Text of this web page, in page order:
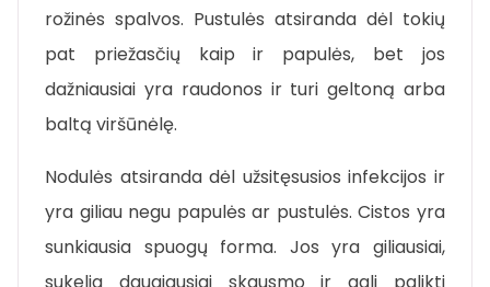
rožinės spalvos. Pustulės atsiranda dėl tokių
pat priežasčių kaip ir papulės, bet jos
dažniausiai yra raudonos ir turi geltoną arba
baltą viršūnėlę.
Nodulės atsiranda dėl užsitęsusios infekcijos ir
yra giliau negu papulės ar pustulės. Cistos yra
sunkiausia spuogų forma. Jos yra giliausiai,